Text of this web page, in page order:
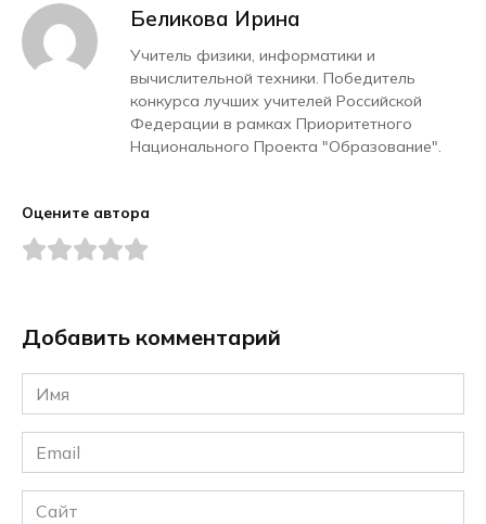
Беликова Ирина
Учитель физики, информатики и
вычислительной техники. Победитель
конкурса лучших учителей Российской
Федерации в рамках Приоритетного
Национального Проекта "Образование".
Оцените автора
Добавить комментарий
Имя
*
Email
*
Сайт